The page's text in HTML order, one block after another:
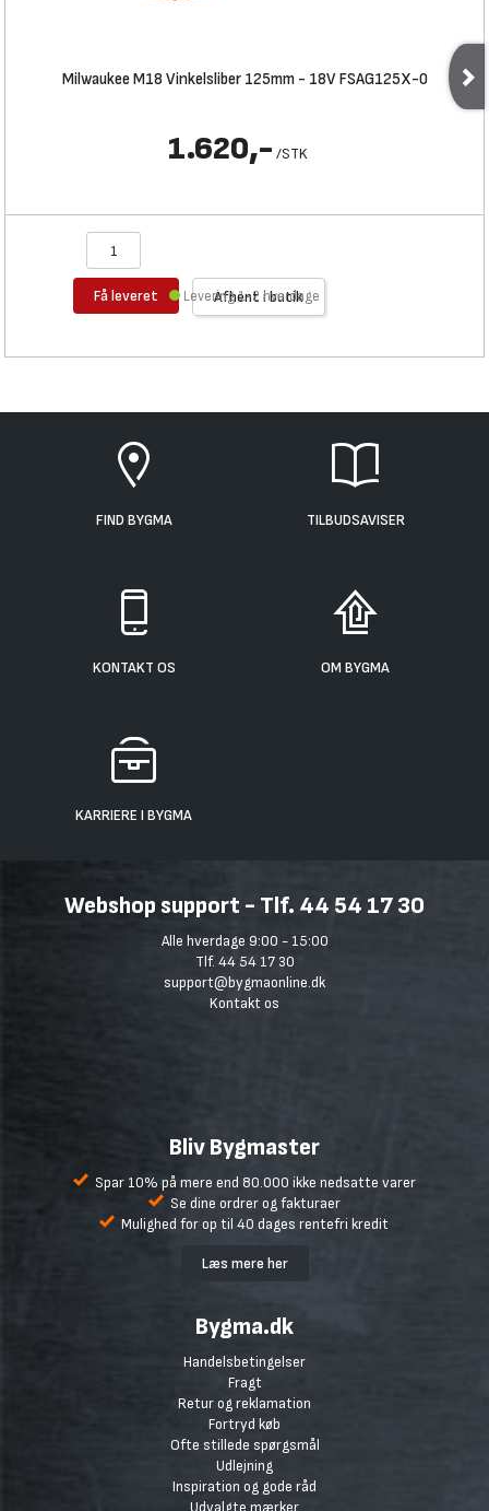
Milwaukee M18 Vinkelsliber 125mm - 18V FSAG125X-0
1.620,- /STK
Få leveret Afhent i butik
Levering 1-2 hverdage
FIND BYGMA TILBUDSAVISER
KONTAKT OS OM BYGMA
KARRIERE I BYGMA
Webshop support - Tlf. 44 54 17 30
Alle hverdage 9:00 - 15:00
Tlf. 44 54 17 30
support@bygmaonline.dk
Kontakt os
Bliv Bygmaster
Spar 10% på mere end 80.000 ikke nedsatte varer
Se dine ordrer og fakturaer
Mulighed for op til 40 dages rentefri kredit
Læs mere her
Bygma.dk
Handelsbetingelser
Fragt
Retur og reklamation
Fortryd køb
Ofte stillede spørgsmål
Udlejning
Inspiration og gode råd
Udvalgte mærker